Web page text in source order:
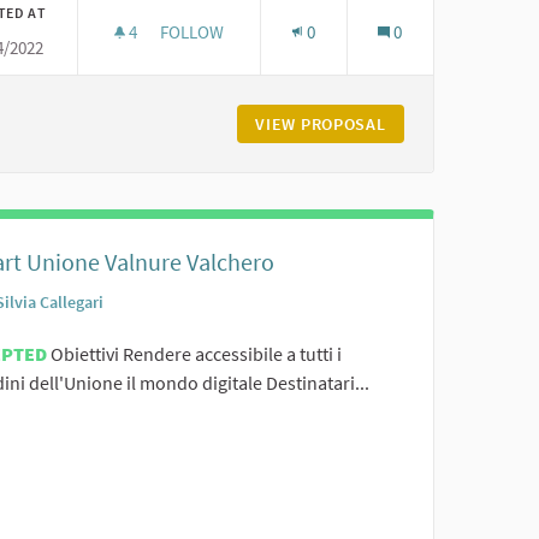
DEL WEB E ANALISI DEI RISCHI RELATIVI ALLA
EDUCAZIONE AD UN USO CONSAPEVOLE DEL WEB E ANALISI
AT
2022
4 4 FOLLOWERS
FOLLOW 0 0
VIEW PROPOSAL
Unione Valnure Valchero
Callegari
Obiettivi Rendere accessibile a tutti i
dell'Unione il mondo digitale Destinatari...